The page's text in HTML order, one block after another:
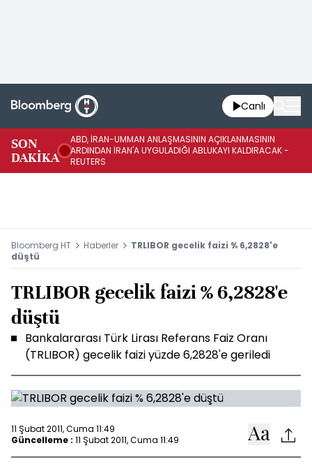
Canlı
SON
DAKİKA
ABD, İRAN-UMMAN ANLAŞMASININ AÇIKLANMASININ
ARDINDAN İRAN'A UYGULADIĞI ABLUKAYI KALDIRACAK -
REUTERS
Bloomberg HT Haberler
TRLIBOR gecelik faizi % 6,2828'e
düştü
TRLIBOR gecelik faizi % 6,2828'e
düştü
Bankalararası Türk Lirası Referans Faiz Oranı
(TRLIBOR) gecelik faizi yüzde 6,2828'e geriledi
11 Şubat 2011, Cuma 11:49
Güncelleme : 11 Şubat 2011, Cuma 11:49